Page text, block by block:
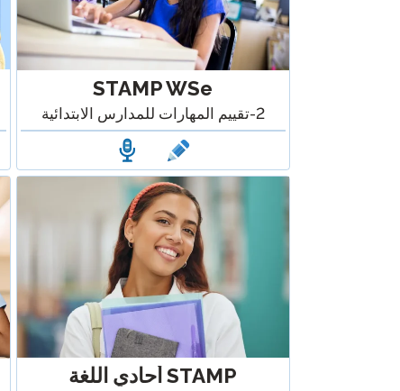
STAMP WSe
2-تقييم المهارات للمدارس الابتدائية
STAMP أحادي اللغة